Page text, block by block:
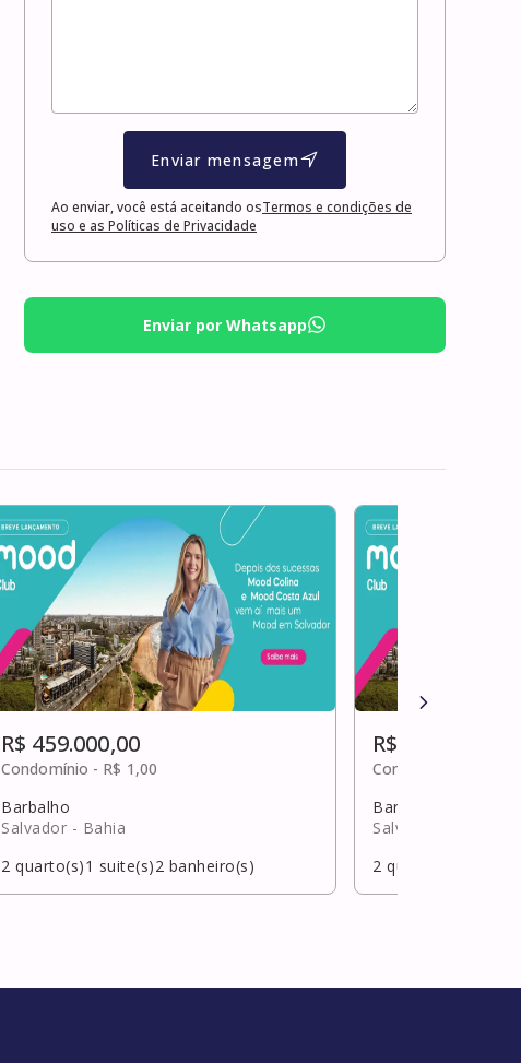
Enviar mensagem
Ao enviar, você está aceitando osTermos e condições de
uso e as Políticas de Privacidade
Enviar por Whatsapp
R$ 459.000,00
Condomínio - R$ 1,00
Barbalho
Salvador - Bahia
2 quarto(s)1 suite(s)2 banheiro(s)
R$ 459.000,00
Condomínio -
Barbalho
Salvador
2 quarto(s)